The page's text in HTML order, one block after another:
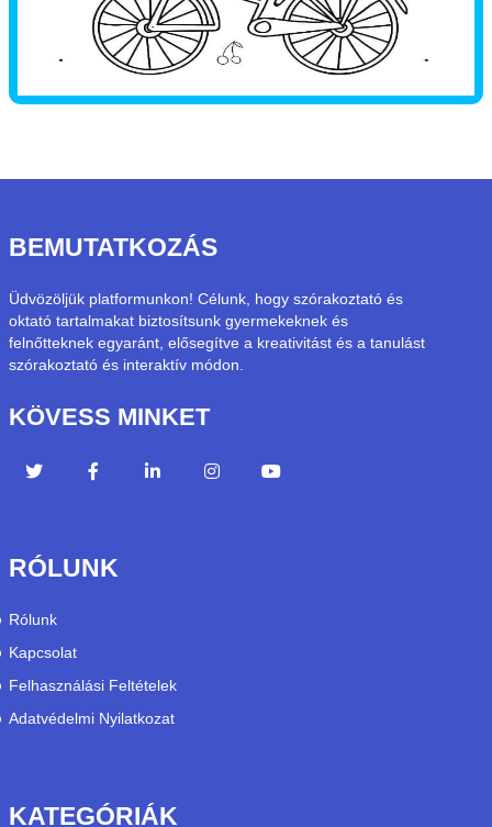
BEMUTATKOZÁS
Üdvözöljük platformunkon! Célunk, hogy szórakoztató és
oktató tartalmakat biztosítsunk gyermekeknek és
felnőtteknek egyaránt, elősegítve a kreativitást és a tanulást
szórakoztató és interaktív módon.
KÖVESS MINKET
RÓLUNK
Rólunk
Kapcsolat
Felhasználási Feltételek
Adatvédelmi Nyilatkozat
KATEGÓRIÁK